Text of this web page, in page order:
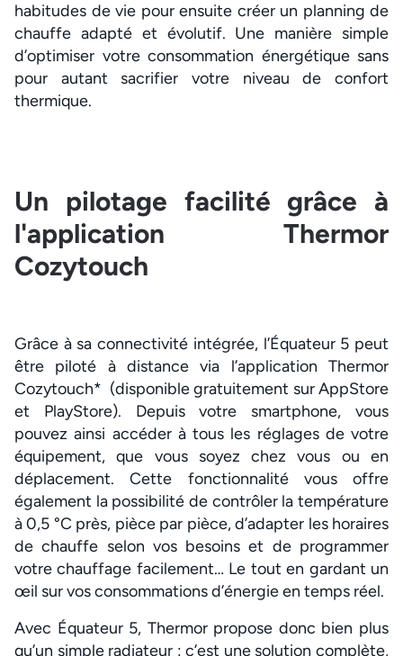
habitudes de vie pour ensuite créer un planning de
chauffe adapté et évolutif. Une manière simple
d’optimiser votre consommation énergétique sans
pour autant sacrifier votre niveau de confort
thermique.
Un pilotage facilité grâce à
l'application Thermor
Cozytouch
Grâce à sa connectivité intégrée, l’Équateur 5 peut
être piloté à distance via l’application Thermor
Cozytouch* (disponible gratuitement sur AppStore
et PlayStore). Depuis votre smartphone, vous
pouvez ainsi accéder à tous les réglages de votre
équipement, que vous soyez chez vous ou en
déplacement. Cette fonctionnalité vous offre
également la possibilité de contrôler la température
à 0,5 °C près, pièce par pièce, d’adapter les horaires
de chauffe selon vos besoins et de programmer
votre chauffage facilement… Le tout en gardant un
œil sur vos consommations d’énergie en temps réel.
Avec Équateur 5, Thermor propose donc bien plus
qu’un simple radiateur : c’est une solution complète,